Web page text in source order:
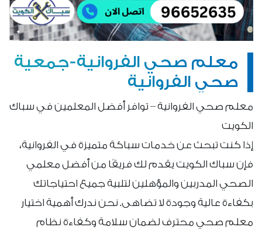
معلم صحي الفروانية-جمعية
صحي الفروانية
معلم صحي الفروانية – توافر أفضل المعلمين في سباك
الكويت
إذا كنت تبحث عن خدمات سباكة متميزة في الفروانية،
فإن سباك الكويت يقدم لك فريقًا من أفضل معلمي
الصحي المدربين والمؤهلين لتلبية جميع احتياجاتك
بكفاءة عالية وجودة لا تضاهى. نحن ندرك أهمية اختيار
معلم صحي محترف لضمان سلامة وكفاءة نظام